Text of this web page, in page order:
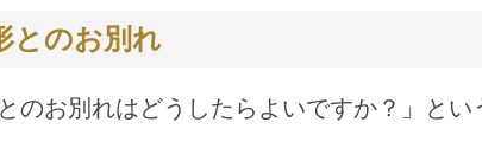
とのお別れ
のお別れはどうしたらよいですか？」と